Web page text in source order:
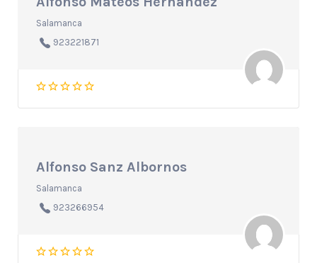
Salamanca
923221871
Alfonso Sanz Albornos
Salamanca
923266954